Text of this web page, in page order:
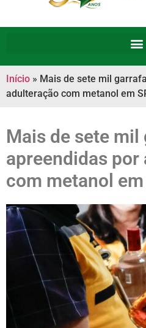
Início » Mais de sete mil
adulteração com metanol em
Mais de sete mil
apreendidas por
com metanol em